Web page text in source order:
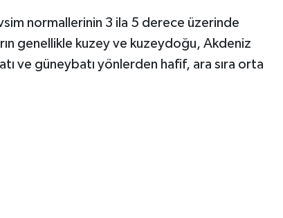
normallerinin 3 ila 5 derece üzerinde
genellikle kuzey ve kuzeydoğu, Akdeniz
ve güneybatı yönlerden hafif, ara sıra orta